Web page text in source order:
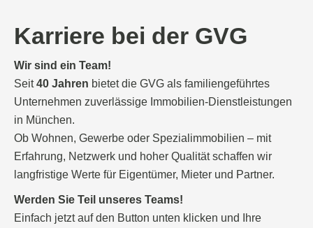
Karriere bei der GVG
Wir sind ein Team!
Seit40 Jahren bietet die GVG als familiengeführtes
Unternehmen zuverlässige Immobilien-Dienstleistungen
in München.
Ob Wohnen, Gewerbe oder Spezialimmobilien – mit
Erfahrung, Netzwerk und hoher Qualität schaffen wir
langfristige Werte für Eigentümer, Mieter und Partner.
Werden Sie Teil unseres Teams!
Einfach jetzt auf den Button unten klicken und Ihre